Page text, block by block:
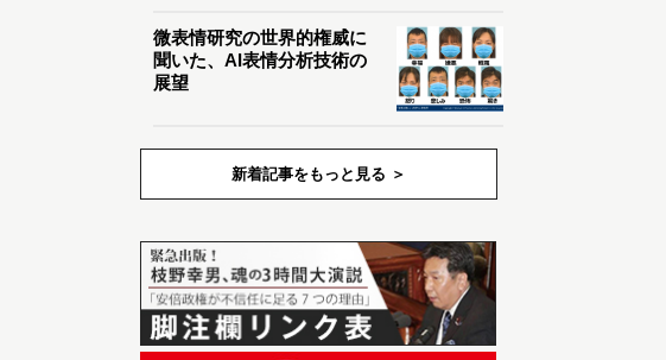
微表情研究の世界的権威に
聞いた、AI表情分析技術の
展望
新着記事をもっと見る